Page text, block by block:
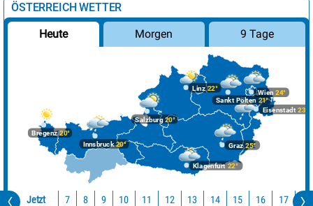
ÖSTERREICH WETTER
Heute Morgen 9 Tage
Bregenz20°
Graz25°
Innsbruck20°
Klagenfurt 22°
Linz22°
Salzburg20°
Wien 24°
Eisenstadt 23°
Sankt Pölten 21°
Jetzt 7 8 9 10 11 12 13 14 15 16 17 18